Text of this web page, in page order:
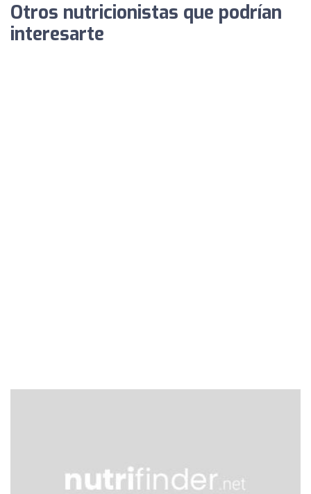
Otros nutricionistas que podrían
interesarte